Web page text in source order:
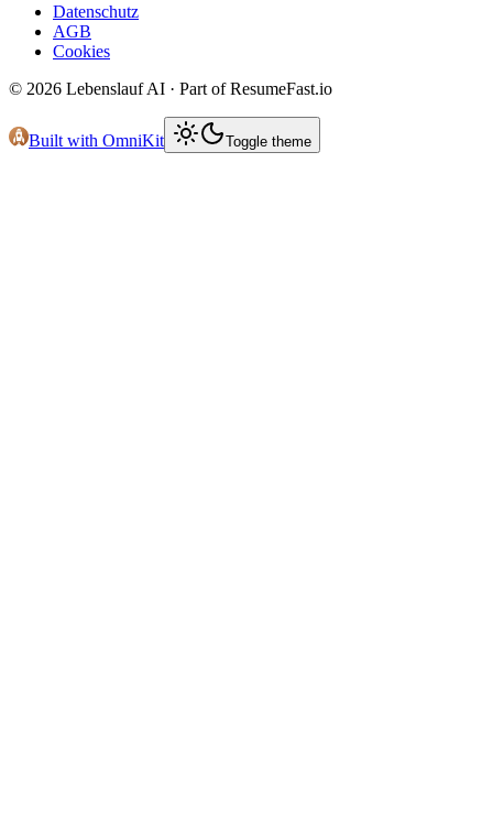
Datenschutz
AGB
Cookies
© 2026 Lebenslauf AI · Part of ResumeFast.io
Built with OmniKit Toggle theme